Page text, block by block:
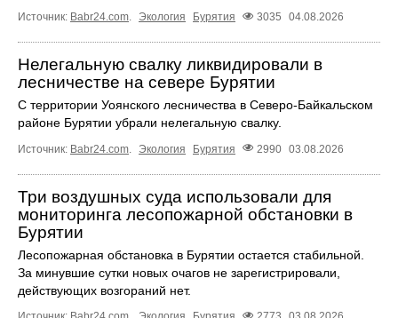
Источник: Babr24.com. Экология Бурятия 3035 04.08.2026
Нелегальную свалку ликвидировали в
лесничестве на севере Бурятии
С территории Уоянского лесничества в Северо-Байкальском
районе Бурятии убрали нелегальную свалку.
Источник: Babr24.com Экология Бурятия 2990 03.08.2026
Три воздушных суда использовали для
мониторинга лесопожарной обстановки в
Бурятии
Лесопожарная обстановка в Бурятии остается стабильной.
За минувшие сутки новых очагов не зарегистрировали,
действующих возгораний нет.